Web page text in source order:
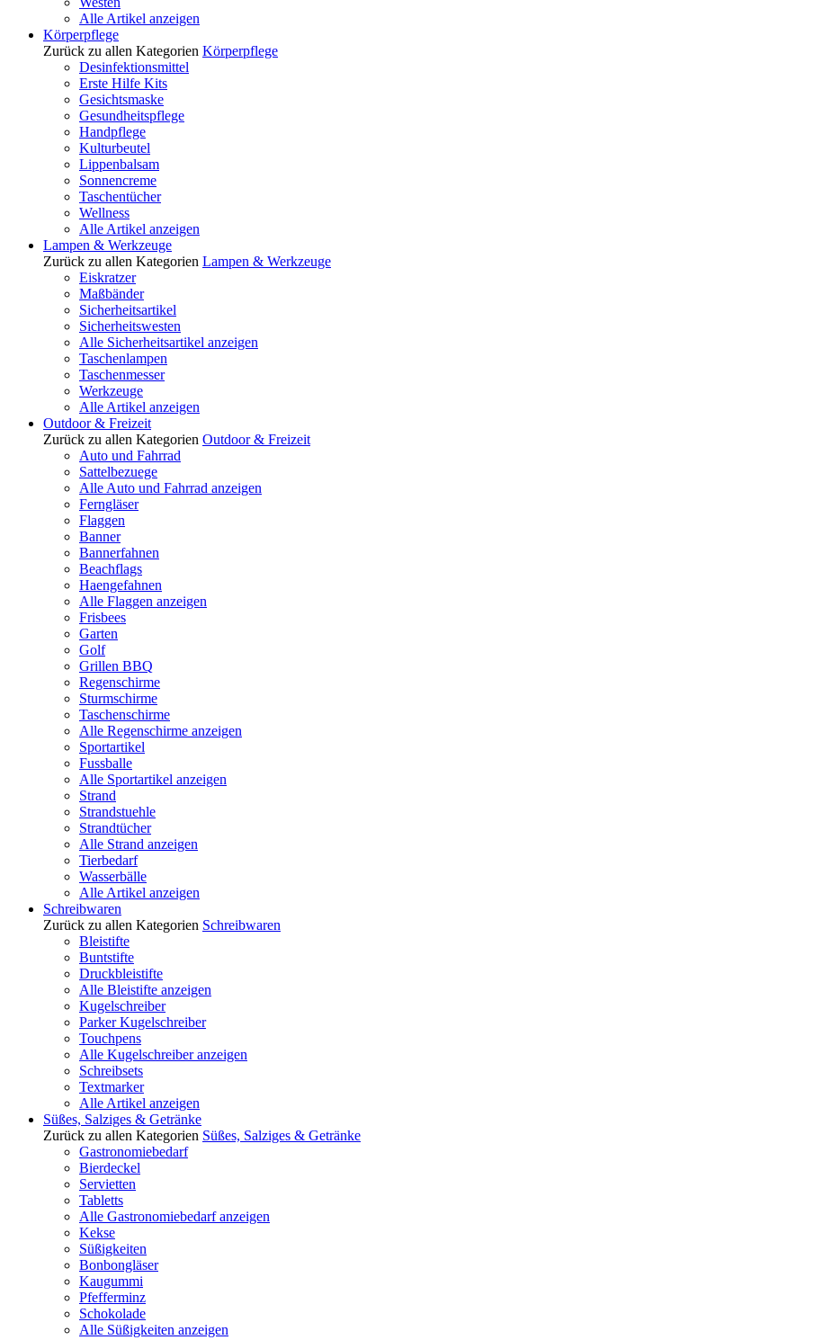
Alle Artikel anzeigen
Körperpflege
Zurück zu allen Kategorien Körperpflege
Desinfektionsmittel
Erste Hilfe Kits
Gesichtsmaske
Gesundheitspflege
Handpflege
Kulturbeutel
Lippenbalsam
Sonnencreme
Taschentücher
Wellness
Alle Artikel anzeigen
Lampen & Werkzeuge
Zurück zu allen Kategorien Lampen & Werkzeuge
Eiskratzer
Maßbänder
Sicherheitsartikel
Sicherheitswesten
Alle Sicherheitsartikel anzeigen
Taschenlampen
Taschenmesser
Werkzeuge
Alle Artikel anzeigen
Outdoor & Freizeit
Zurück zu allen Kategorien Outdoor & Freizeit
Auto und Fahrrad
Sattelbezuege
Alle Auto und Fahrrad anzeigen
Ferngläser
Flaggen
Banner
Bannerfahnen
Beachflags
Haengefahnen
Alle Flaggen anzeigen
Frisbees
Garten
Golf
Grillen BBQ
Regenschirme
Sturmschirme
Taschenschirme
Alle Regenschirme anzeigen
Sportartikel
Fussballe
Alle Sportartikel anzeigen
Strand
Strandstuehle
Strandtücher
Alle Strand anzeigen
Tierbedarf
Wasserbälle
Alle Artikel anzeigen
Schreibwaren
Zurück zu allen Kategorien Schreibwaren
Bleistifte
Buntstifte
Druckbleistifte
Alle Bleistifte anzeigen
Kugelschreiber
Parker Kugelschreiber
Touchpens
Alle Kugelschreiber anzeigen
Schreibsets
Textmarker
Alle Artikel anzeigen
Süßes, Salziges & Getränke
Zurück zu allen Kategorien Süßes, Salziges & Getränke
Gastronomiebedarf
Bierdeckel
Servietten
Tabletts
Alle Gastronomiebedarf anzeigen
Kekse
Süßigkeiten
Bonbongläser
Kaugummi
Pfefferminz
Schokolade
Alle Süßigkeiten anzeigen